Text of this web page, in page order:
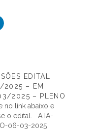
EDITAL
2025 – EM
2025 – PLENO
no link abaixo e
o edital. ATA-
06-03-2025